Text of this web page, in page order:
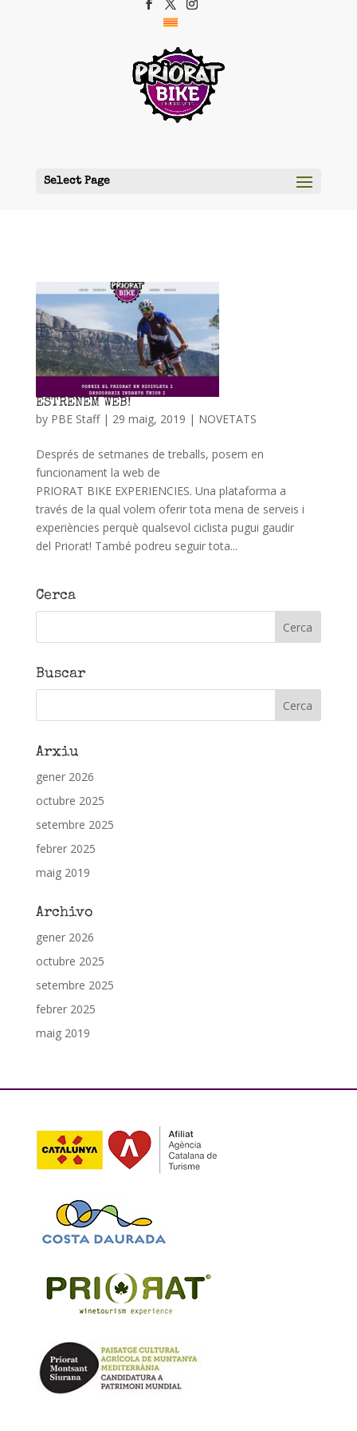
Select Page
ESTRENEM WEB!
by PBE Staff| 29 maig, 2019 | NOVETATS
Després de setmanes de treballs, posem en
funcionament la web de
PRIORAT BIKE EXPERIENCIES. Una plataforma a
través de la qual volem oferir tota mena de serveis i
experiències perquè qualsevol ciclista pugui gaudir
del Priorat! També podreu seguir tota...
Cerca
Buscar
Arxiu
gener 2026
octubre 2025
setembre 2025
febrer 2025
maig 2019
Archivo
gener 2026
octubre 2025
setembre 2025
febrer 2025
maig 2019